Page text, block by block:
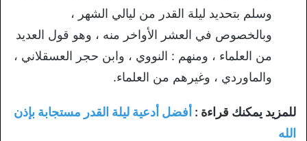
وسلم بتحديد ليلة القدر من ليالي الشهر ،
وبالخصوص في العشر الأواخر منه ، وهو قول العديد
من العلماء ، ومنهم : النووي ، وابن حجر العسقلاني ،
والماوردي ، وغيرهم من العلماء.
للمزيد يمكنك قراءة : أفضل أدعية ليلة القدر مستجابة بإذن
الله